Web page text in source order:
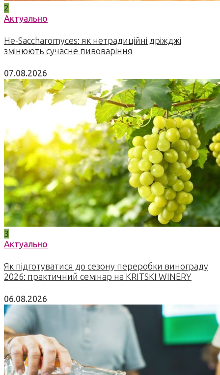
2
Актуально
Не-Saccharomyces: як нетрадиційні дріжджі
змінюють сучасне пивоваріння
07.08.2026
3
Актуально
Як підготуватися до сезону переробки винограду
2026: практичний семінар на KRITSKI WINERY
06.08.2026